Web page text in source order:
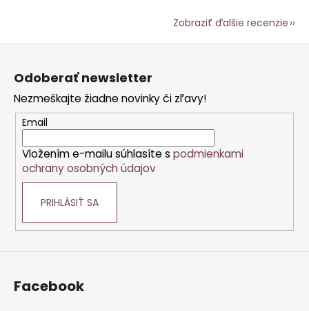
Zobraziť ďalšie recenzie
Z
Odoberať newsletter
Nezmeškajte žiadne novinky či zľavy!
Email
Vložením e-mailu súhlasíte s podmienkami
ochrany osobných údajov
PRIHLÁSIŤ SA
Facebook